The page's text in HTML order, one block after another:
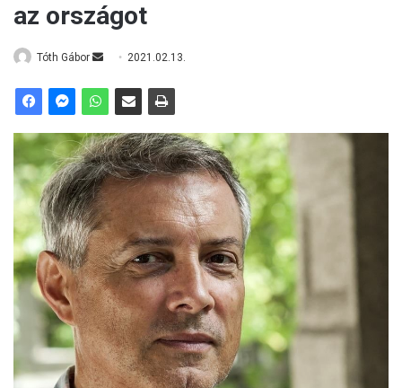
az országot
Tóth Gábor
a
n
e
m
a
i
l
2021.02.13.